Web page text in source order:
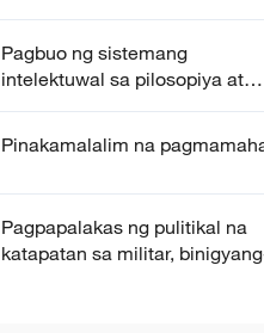
Pagbuo ng sistemang
intelektuwal sa pilosopiya at
agham panlipunan, dapat
Pinakamalalim na
Pagpapalakas ng pulitikal na
katapatan sa militar,